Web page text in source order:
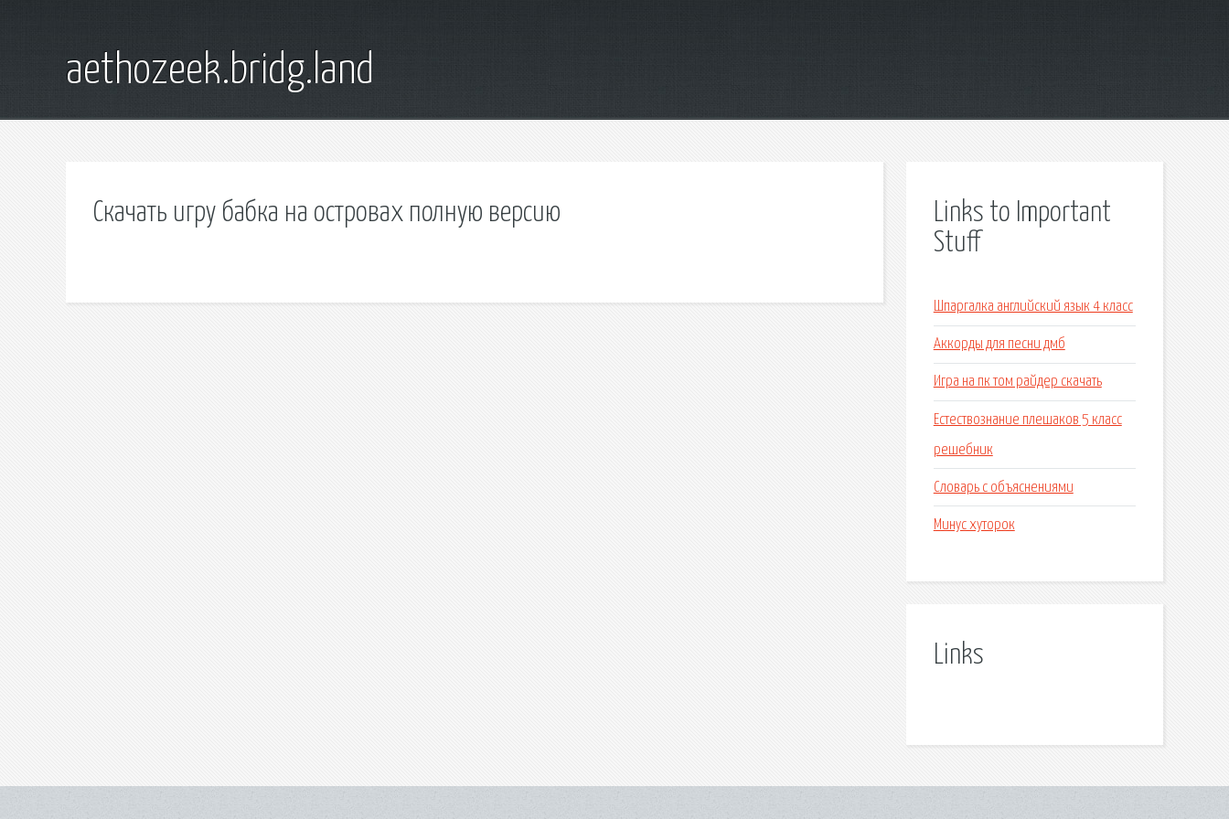
aethozeek.bridg.land
Скачать игру бабка на островах полную версию
Links to Important
Stuff
Шпаргалка английский язык 4 класс
Аккорды для песни дмб
Игра на пк том райдер скачать
Естествознание плешаков 5 класс
решебник
Словарь с объяснениями
Минус хуторок
Links